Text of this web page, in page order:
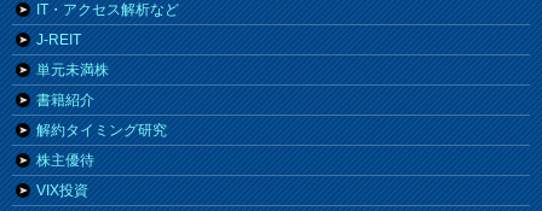
IT・アクセス解析など
J-REIT
単元未満株
書籍紹介
解約タイミング研究
株主優待
VIX投資